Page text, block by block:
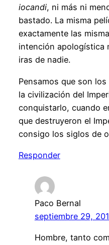
iocandi, ni más ni
bastado. La misma
exactamente las
intención apologística
iras de nadie.
Pensamos que son
la civilización del
conquistarlo, cuando
que destruyeron el
consigo los siglos de
Responder
Paco Bernal
septiembre 29,
Hombre, tanto